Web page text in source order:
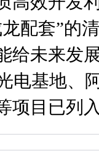
配套”的
给未来发
电基地、
项目已列